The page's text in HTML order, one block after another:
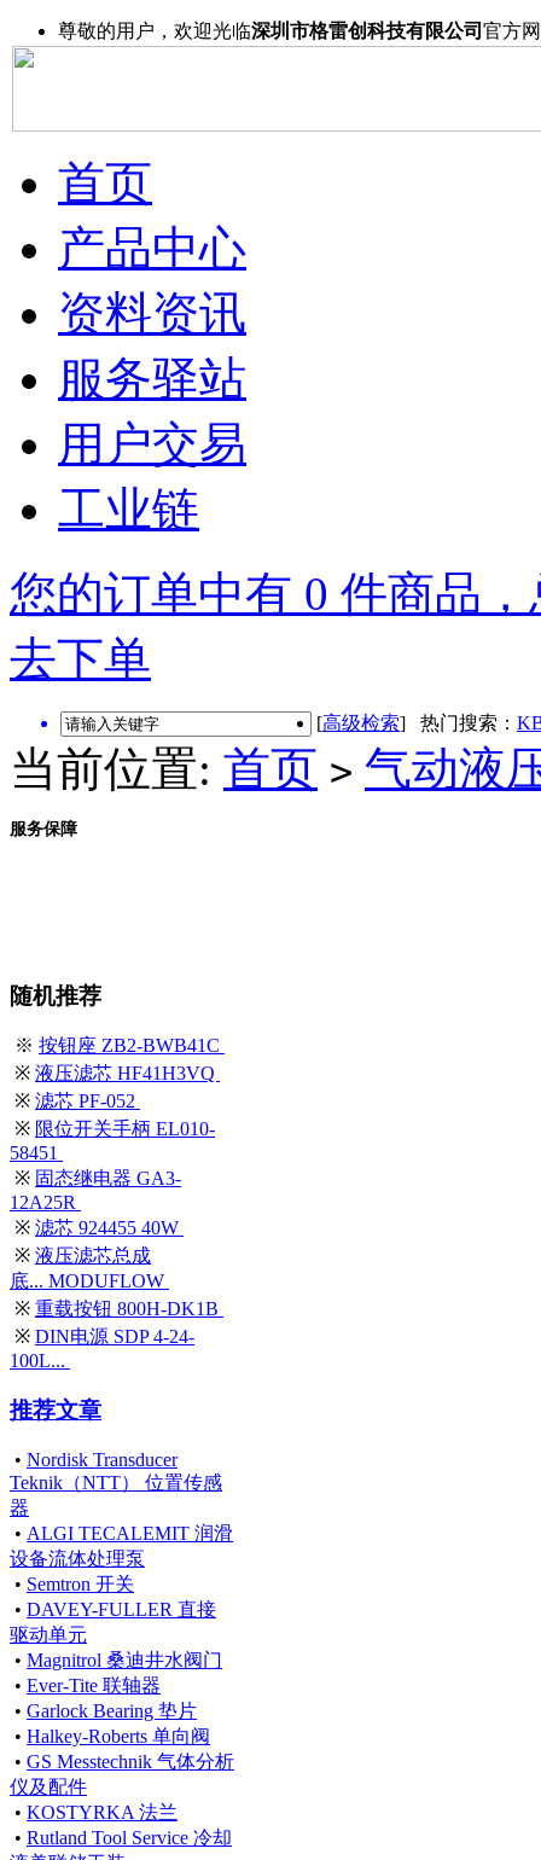
尊敬的用户，欢迎光临深圳市格雷创科技有限公司 官方
首页
产品中心
资料资讯
服务驿站
用户交易
工业链
您的订单中有 0 件商品
去下单
[高级检索] 热门搜索：
当前位置: 首页 > 气动液
服务保障
随机推荐
※ 按钮座 ZB2-BWB41C
※ 液压滤芯 HF41H3VQ
※ 滤芯 PF-052
※ 限位开关手柄 EL010-
58451
※ 固态继电器 GA3-
12A25R
※ 滤芯 924455 40W
※ 液压滤芯总成
底... MODUFLOW
※ 重载按钮 800H-DK1B
※ DIN电源 SDP 4-24-
100L...
推荐文章
• Nordisk Transducer
Teknik（NTT） 位置传感
器
• ALGI TECALEMIT 润滑
设备流体处理泵
• Semtron 开关
• DAVEY-FULLER 直接
驱动单元
• Magnitrol 桑迪井水阀门
• Ever-Tite 联轴器
• Garlock Bearing 垫片
• Halkey-Roberts 单向阀
• GS Messtechnik 气体分析
仪及配件
• KOSTYRKA 法兰
• Rutland Tool Service 冷却